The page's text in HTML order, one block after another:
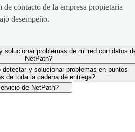
contacto de la empresa propietaria
desempeño.
solucionar problemas de mi red con datos
NetPath?
detectar y solucionar problemas en puntos
de toda la cadena de entrega?
de NetPath?